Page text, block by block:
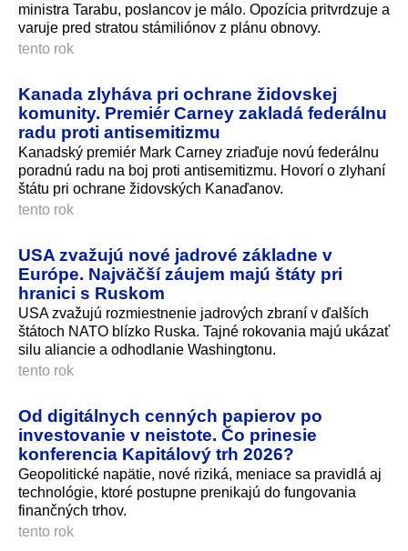
ministra Tarabu, poslancov je málo. Opozícia pritvrdzuje a
varuje pred stratou stámiliónov z plánu obnovy.
tento rok
Kanada zlyháva pri ochrane židovskej
komunity. Premiér Carney zakladá federálnu
radu proti antisemitizmu
Kanadský premiér Mark Carney zriaďuje novú federálnu
poradnú radu na boj proti antisemitizmu. Hovorí o zlyhaní
štátu pri ochrane židovských Kanaďanov.
tento rok
USA zvažujú nové jadrové základne v
Európe. Najväčší záujem majú štáty pri
hranici s Ruskom
USA zvažujú rozmiestnenie jadrových zbraní v ďalších
štátoch NATO blízko Ruska. Tajné rokovania majú ukázať
silu aliancie a odhodlanie Washingtonu.
tento rok
Od digitálnych cenných papierov po
investovanie v neistote. Čo prinesie
konferencia Kapitálový trh 2026?
Geopolitické napätie, nové riziká, meniace sa pravidlá aj
technológie, ktoré postupne prenikajú do fungovania
finančných trhov.
tento rok